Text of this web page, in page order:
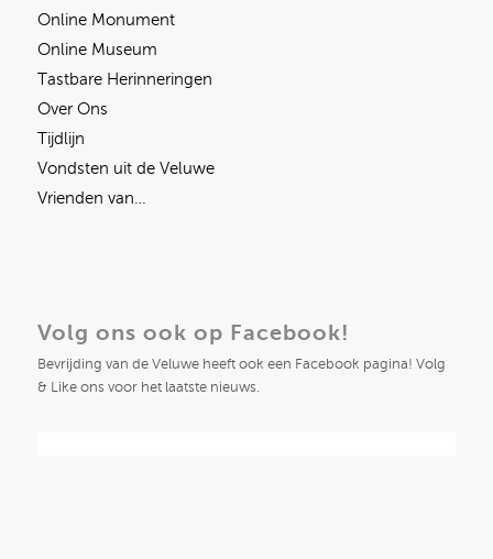
Online Monument
Online Museum
Tastbare Herinneringen
Over Ons
Tijdlijn
Vondsten uit de Veluwe
Vrienden van…
Volg ons ook op Facebook!
Bevrijding van de Veluwe heeft ook een Facebook pagina! Volg
& Like ons voor het laatste nieuws.